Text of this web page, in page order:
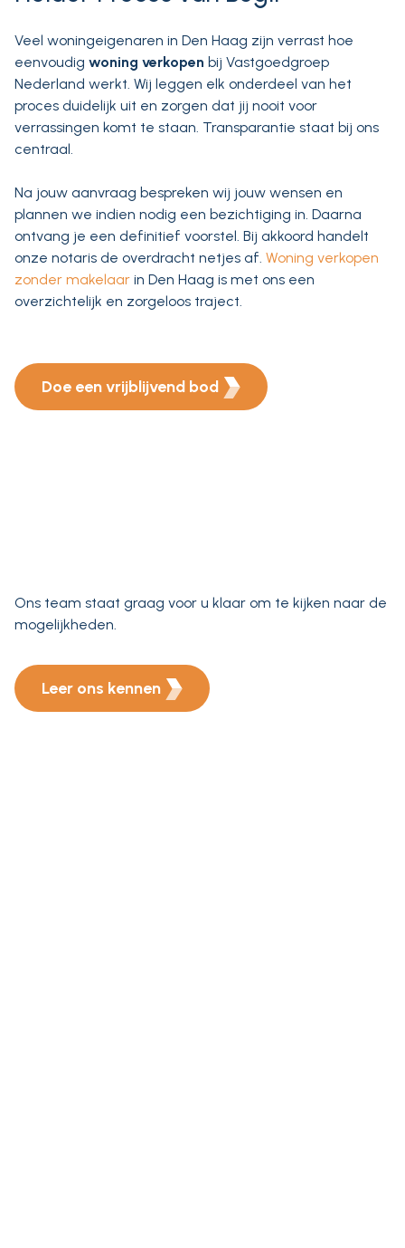
Veel woningeigenaren in Den Haag zijn verrast hoe
eenvoudig woning verkopen bij Vastgoedgroep
Nederland werkt. Wij leggen elk onderdeel van het
proces duidelijk uit en zorgen dat jij nooit voor
verrassingen komt te staan. Transparantie staat bij ons
centraal.
Na jouw aanvraag bespreken wij jouw wensen en
plannen we indien nodig een bezichtiging in. Daarna
ontvang je een definitief voorstel. Bij akkoord handelt
onze notaris de overdracht netjes af. Woning verkopen
zonder makelaar in Den Haag is met ons een
overzichtelijk en zorgeloos traject.
Doe een vrijblijvend bod
Ons team staat graag voor u klaar om te kijken naar de
mogelijkheden.
Leer ons kennen